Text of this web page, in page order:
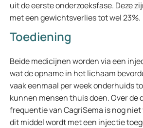
uit de eerste onderzoeksfase. Deze
met een gewichtsverlies tot wel 23%.
Toediening
Beide medicijnen worden via een
wat de opname in het lichaam
vaak eenmaal per week onderhuids
kunnen mensen thuis doen. Over de
frequentie van CagriSema is nog niet
dit middel wordt met een injectie